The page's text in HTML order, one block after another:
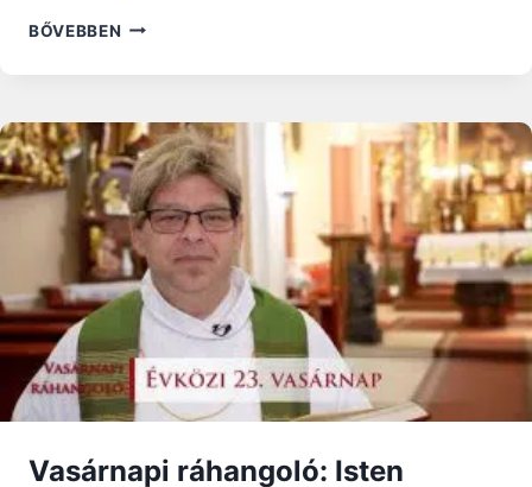
BŐVEBBEN ERDŐ
JÁRVÁNY
IDEJÉN
Vasárnapi ráhangoló: Isten